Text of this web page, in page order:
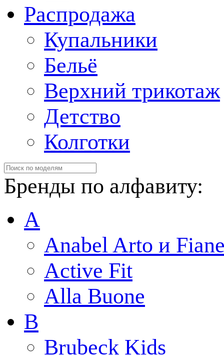
Распродажа
Купальники
Бельё
Верхний трикотаж
Детство
Колготки
Бренды по алфавиту:
A
Anabel Arto и
Active Fit
Alla Buone
B
Brubeck Kids